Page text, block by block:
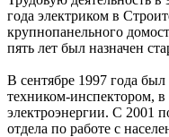
года электриком в
крупнопанельного
пять лет был назначен
В сентябре 1997 года
техником-инспектором, в
электроэнергии. С 2001
отдела по работе с